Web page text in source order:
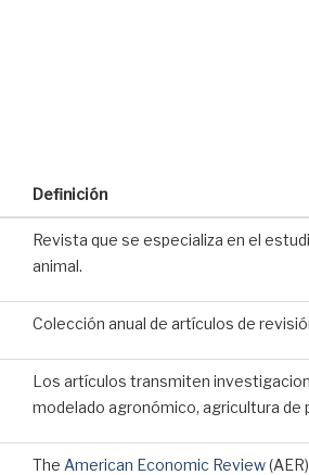
Definición
Revista que se especializa en el
animal.
Colección anual de artículos de
Los artículos transmiten
modelado agronómico, agricultura
The American Economic Review